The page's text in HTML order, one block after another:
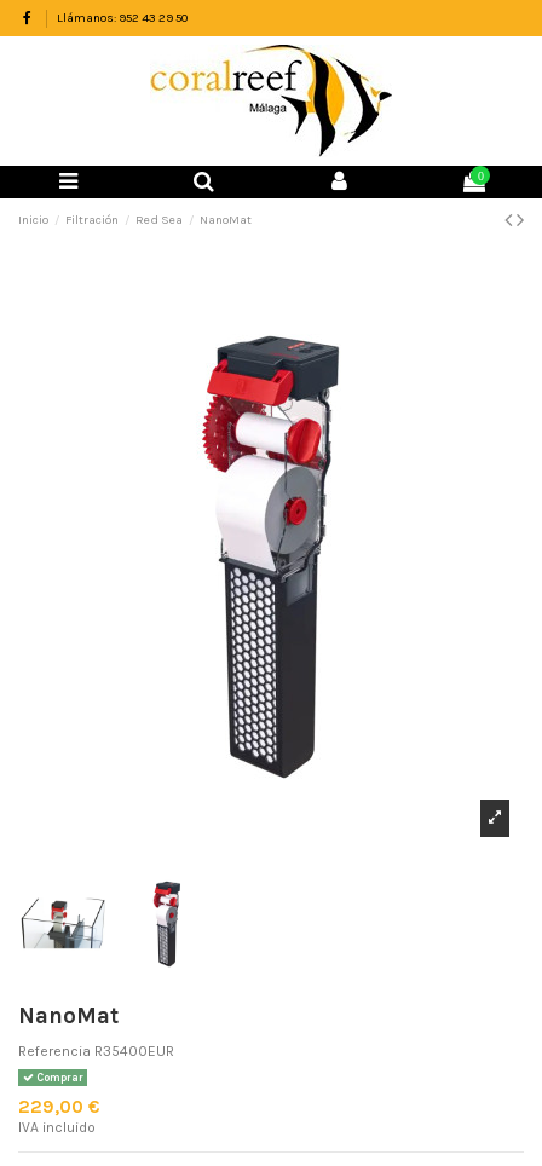
Llámanos: 952 43 29 50
0
Inicio Filtración Red Sea NanoMat
NanoMat
Referencia R35400EUR
Comprar
229,00 €
IVA incluido